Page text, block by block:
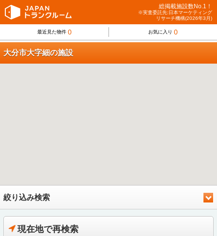
総掲載施設数No.1！
※実査委託先:日本マーケティング
リサーチ機構(2026年3月)
最近見た物件 0 お気に入り 0
大分市大字細の施設
絞り込み検索
現在地で再検索